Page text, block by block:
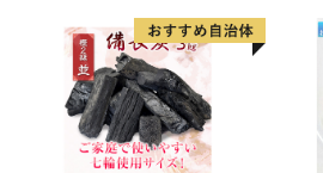
本格的な町づくりが進められ、
地になってからのことです。この
は米作りのほか製塩業や綿業、採
発達し、商品流通も盛んに行われ